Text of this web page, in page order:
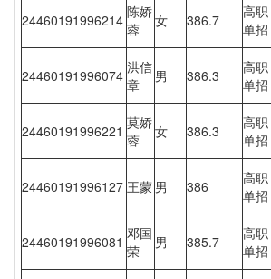
24460191996214 陈娇
蓉
女 386.7
高职
单招
24460191996074 洪信
章
男 386.3
高职
单招
24460191996221 莫娇
蓉
女 386.3
高职
单招
24460191996127 王蒙 男 386
高职
单招
24460191996081 邓国
荣
男 385.7
高职
单招